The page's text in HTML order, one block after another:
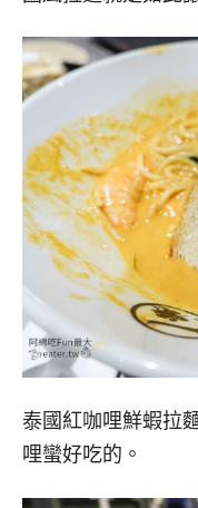
泰國紅咖哩鮮蝦拉
哩蠻好吃的。